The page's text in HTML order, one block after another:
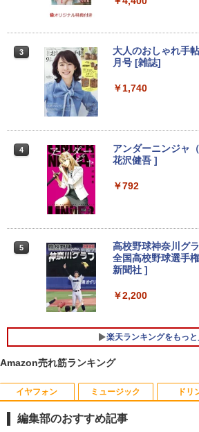
12.1インチ DVD
HDMI 初期設定済
￥11,800
軽量 11.6 型
5-4210U
oth Wifi カメラ
e 訳アリ品
4
中古ノートパソコ
ore i5 Windows11
メモリ4GB/8GB/
B/1TB選択可 15.6
在宅勤務 学生向け
まかせ中古厳選 ノ
￥11,980
5
【中古・軽量SSD
ノートパソコン 中
aPro VB-1 12.5型
3 SSD128GB
カーフリー ブルー
ディスプレイ
40
￥12,980
＼メーカー5年保
【新品】モニター
ィスプレイ PCモ
スプレイ
答速度1ms リフレ
Sパネル 液晶モニ
￥12,800
【初心者向けコス
21.5 / 23.8 / 27型
ーミングモニター
イ 非光沢 VA
esync ps4/ps5/
smart
【楽天1位常連・超
3
大人のおしゃれ手
月号 [雑誌]
￥1,740
4
アンダーニンジャ
花沢健吾 ]
￥792
5
高校野球神奈川グ
全国高校野球選手
新聞社 ]
￥2,200
楽天ランキングをもっと
Amazon売れ筋ランキング
イヤフォン ミュージック ドリ
編集部のおすすめ記事